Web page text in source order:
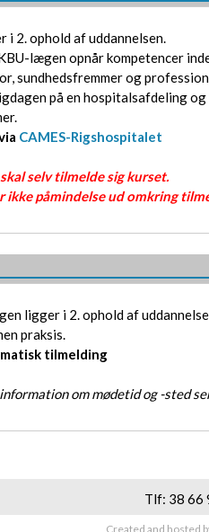
i 2. ophold af uddannelsen.
lægen opnår kompetencer
sundhedsfremmer og
på en hospitalsafdeling
CAMES-Rigshospitalet
selv tilmelde sig kurset.
ikke påmindelse ud omkring
ligger i 2. ophold af
praksis.
tilmelding
om mødetid og -sted
Tlf: 38 66
Created and hosted